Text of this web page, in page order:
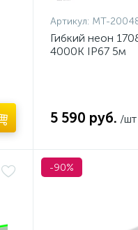
Артикул: MT-
Гибкий неон
4000K IP67 5м
5 590 руб. /шт
-90%